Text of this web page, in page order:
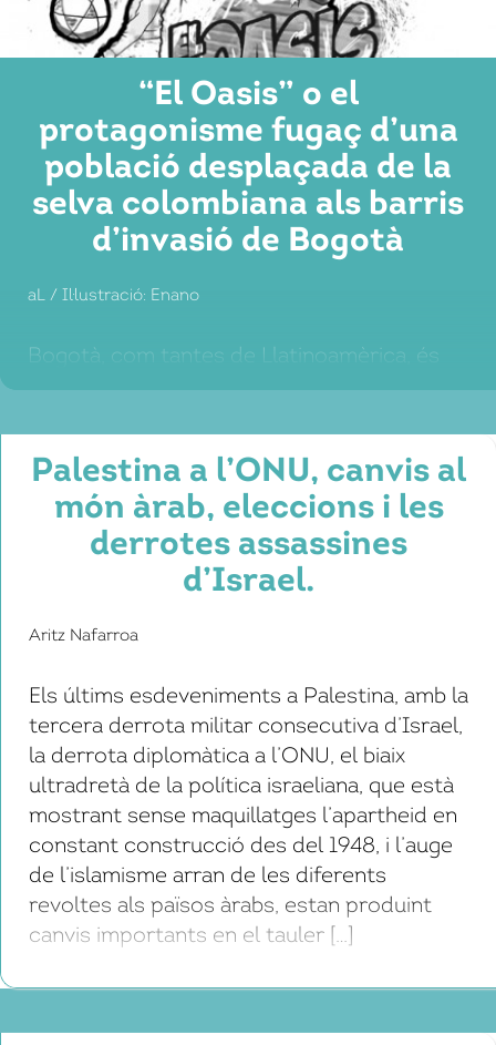
“El Oasis” o el
protagonisme fugaç d’una
població desplaçada de la
selva colombiana als barris
d’invasió de Bogotà
aL / Il·lustració: Enano
Bogotà, com tantes de Llatinoamèrica, és
dues ciutats en una, amb una gran
una banda, hi ha el districte financer i els
barris del centre, més o menys populars i
més o menys turístics; i, per l’altra, una
multitud de barris escampats per […]
Palestina a l’ONU, canvis al
món àrab, eleccions i les
derrotes assassines
d’Israel.
Aritz Nafarroa
Els últims esdeveniments a Palestina, amb la
tercera derrota militar consecutiva d’Israel,
la derrota diplomàtica a l’ONU, el biaix
ultradretà de la política israeliana, que està
mostrant sense maquillatges l’apartheid en
constant construcció des del 1948, i l’auge
de l’islamisme arran de les diferents
revoltes als països àrabs, estan produint
canvis importants en el tauler […]